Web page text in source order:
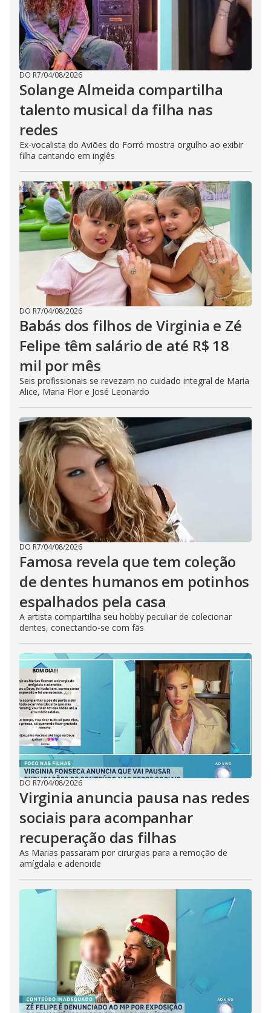
DO R7/04/08/2026
Solange Almeida compartilha
talento musical da filha nas
redes
Ex-vocalista do Aviões do Forró mostra orgulho ao exibir
filha cantando em inglês
DO R7/04/08/2026
Babás dos filhos de Virginia e Zé
Felipe têm salário de até R$ 18
mil por mês
Seis profissionais se revezam no cuidado integral de Maria
Alice, Maria Flor e José Leonardo
DO R7/04/08/2026
Famosa revela que tem coleção
de dentes humanos em potinhos
espalhados pela casa
A artista compartilha seu hobby peculiar de colecionar
dentes, conectando-se com fãs
DO R7/04/08/2026
Virginia anuncia pausa nas redes
sociais para acompanhar
recuperação das filhas
As Marias passaram por cirurgias para a remoção de
amígdala e adenoide